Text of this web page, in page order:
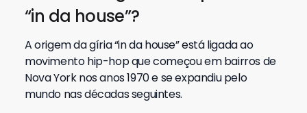
“in da house”?
A origem da gíria “in da house” está ligada ao
movimento hip-hop que começou em bairros de
Nova York nos anos 1970 e se expandiu pelo
mundo nas décadas seguintes.